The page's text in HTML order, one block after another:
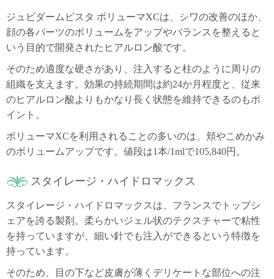
ジュビダームビスタ ボリューマXCは、シワの改善のほか、
顔の各パーツのボリュームをアップやバランスを整えると
いう目的で開発されたヒアルロン酸です。
そのため適度な硬さがあり、注入すると柱のように周りの
組織を支えます。効果の持続期間は約24か月程度と、従来
のヒアルロン酸よりもかなり長く状態を維持できるのもポ
イント。
ボリューマXCを利用されることの多いのは、頬やこめかみ
のボリュームアップです。値段は1本/1mlで105,840円。
スタイレージ・ハイドロマックス
スタイレージ・ハイドロマックスは、フランスでトップシ
ェアを誇る製剤。柔らかいジェル状のテクスチャーで粘性
を持っていますが、細い針でも注入ができるという特徴を
持っています。
そのため、目の下など皮膚が薄くデリケートな部位への注